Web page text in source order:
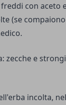
con aceto
(se
zecche e
incolta,